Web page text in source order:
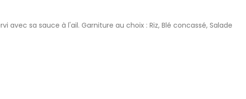
avec sa sauce à l'ail. Garniture au choix : Riz, Blé concassé, Salade